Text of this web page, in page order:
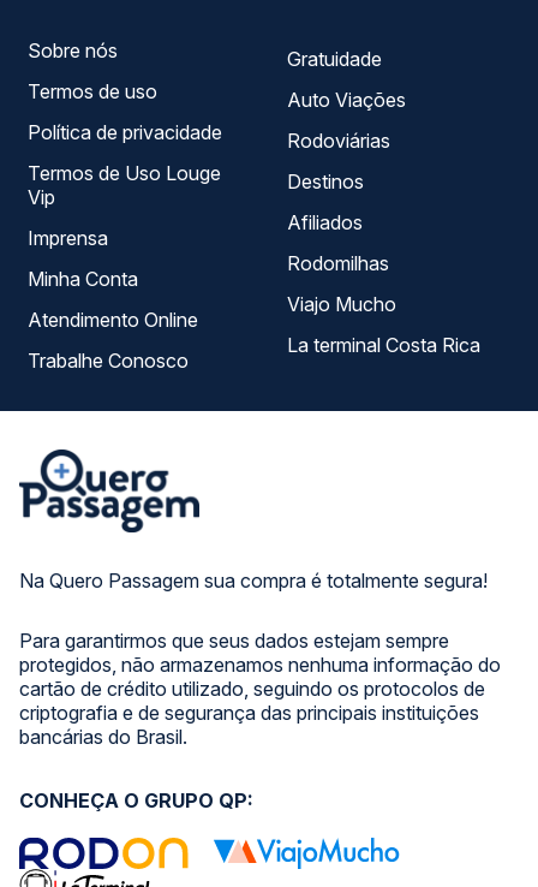
Na Quero Passagem sua compra é totalmente segura!
Para garantirmos que seus dados estejam sempre
protegidos, não armazenamos nenhuma informação do
cartão de crédito utilizado, seguindo os protocolos de
criptografia e de segurança das principais instituições
bancárias do Brasil.
Sobre nós
Termos de uso
Política de privacidade
Termos de Uso Louge
Vip
Imprensa
Minha Conta
Atendimento Online
Trabalhe Conosco
Gratuidade
Auto Viações
Rodoviárias
Destinos
Afiliados
Rodomilhas
Viajo Mucho
La terminal Costa Rica
CONHEÇA O GRUPO QP: